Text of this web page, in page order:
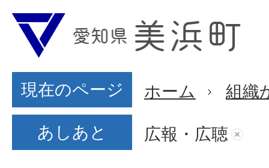
現在のページ ホーム 組織
あしあと 広報・広聴